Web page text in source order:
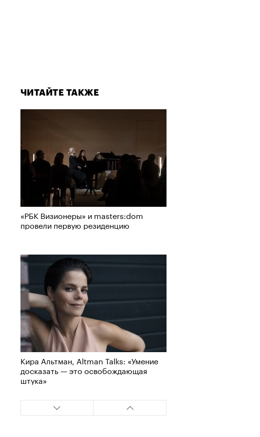
ЧИТАЙТЕ ТАКЖЕ
«РБК Визионеры» и masters:dom
провели первую резиденцию
Кира Альтман, Altman Talks: «Умение
досказать — это освобождающая
штука»